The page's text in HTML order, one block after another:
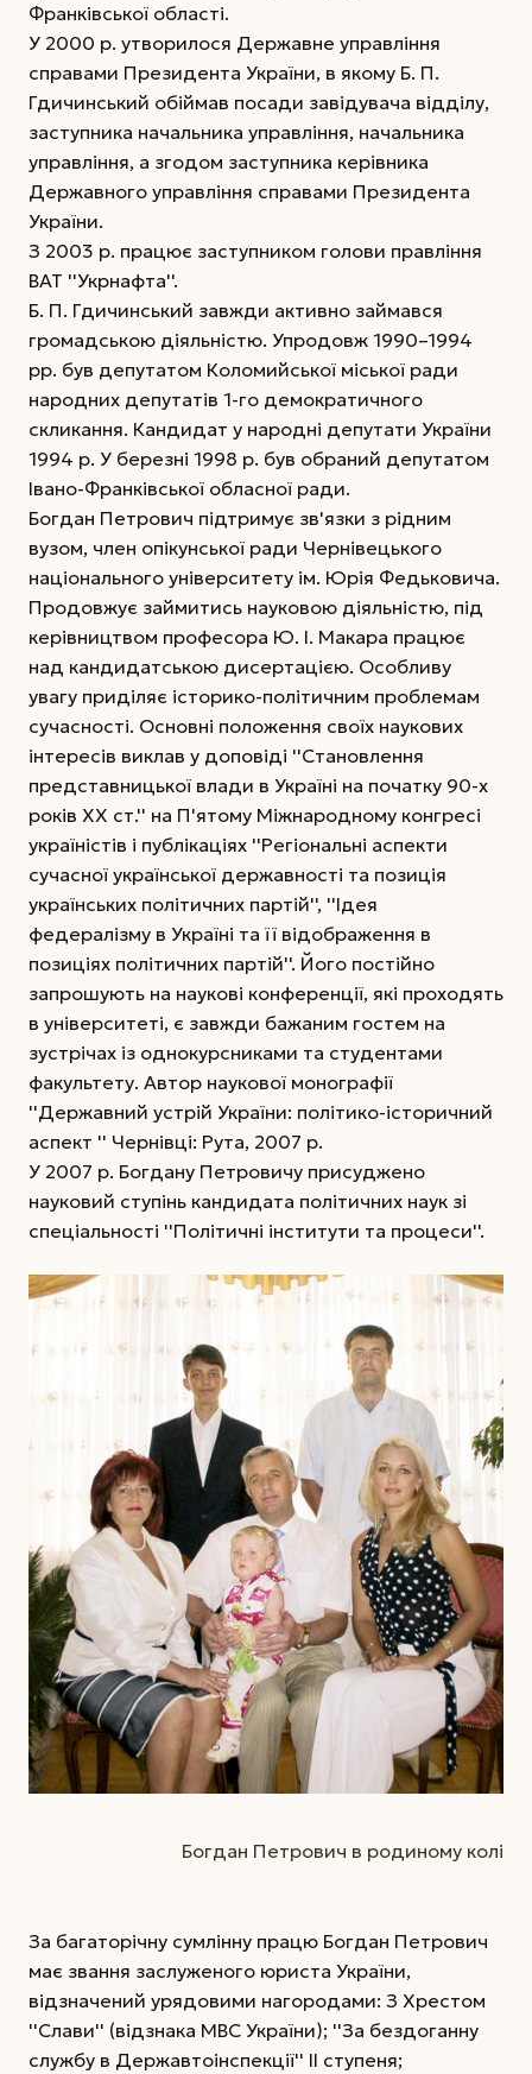
Франківської області.
У 2000 р. утворилося Державне управління
справами Президента України, в якому Б. П.
Гдичинський обіймав посади завідувача відділу,
заступника начальника управління, начальника
управління, а згодом заступника керівника
Державного управління справами Президента
України.
З 2003 р. працює заступником голови правління
ВАТ ''Укрнафта''.
Б. П. Гдичинський завжди активно займався
громадською діяльністю. Упродовж 1990–1994
рр. був депутатом Коломийської міської ради
народних депутатів 1-го демократичного
скликання. Кандидат у народні депутати України
1994 р. У березні 1998 р. був обраний депутатом
Івано-Франківської обласної ради.
Богдан Петрович підтримує зв'язки з рідним
вузом, член опікунської ради Чернівецького
національного університету ім. Юрія Федьковича.
Продовжує займитись науковою діяльністю, під
керівництвом професора Ю. І. Макара працює
над кандидатською дисертацією. Особливу
увагу приділяє історико-політичним проблемам
сучасності. Основні положення своїх наукових
інтересів виклав у доповіді ''Становлення
представницької влади в Україні на початку 90-х
років ХХ ст.'' на П'ятому Міжнародному конгресі
україністів і публікаціях ''Регіональні аспекти
сучасної української державності та позиція
українських політичних партій'', ''Ідея
федералізму в Україні та її відображення в
позиціях політичних партій''. Його постійно
запрошують на наукові конференції, які проходять
в університеті, є завжди бажаним гостем на
зустрічах із однокурсниками та студентами
факультету. Автор наукової монографії
''Державний устрій України: політико-історичний
аспект '' Чернівці: Рута, 2007 р.
У 2007 р. Богдану Петровичу присуджено
науковий ступінь кандидата політичних наук зі
спеціальності ''Політичні інститути та процеси''.
Богдан Петрович в родиному колі
За багаторічну сумлінну працю Богдан Петрович
має звання заслуженого юриста України,
відзначений урядовими нагородами: З Хрестом
''Слави'' (відзнака МВС України); ''За бездоганну
службу в Державтоінспекції'' ІІ ступеня;